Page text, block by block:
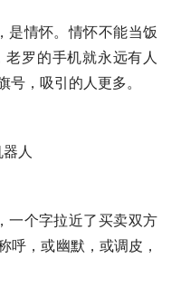
罗的手机就永远有人
，吸引的人更多。
人
呼，或幽默，或调皮，